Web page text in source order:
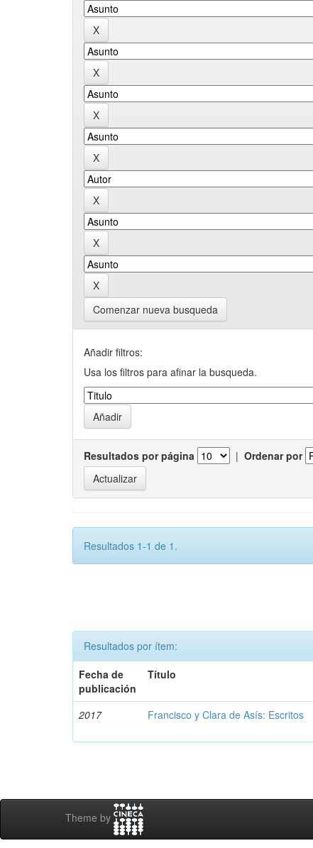
Comenzar nueva busqueda
Añadir filtros:
Usa los filtros para afinar la busqueda.
Resultados por página | Ordenar por
Resultados 1-1 de 1.
Resultados por ítem:
Fecha de
publicación
Título
2017 Francisco y Clara de Asís: Escritos
Theme by